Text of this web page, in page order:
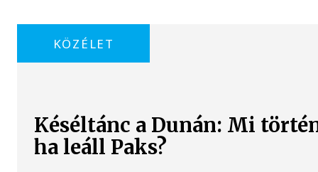
KÖZÉLET
Késéltánc a Dunán: Mi
ha leáll Paks?